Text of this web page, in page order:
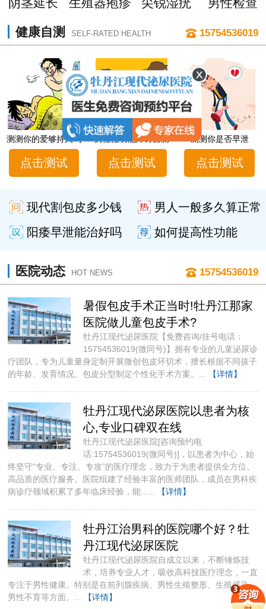
健康自测 SELF-RATED HEALTH 15754536019
测测你的爱够持久吗
点击测试
男性性功能障碍自测
点击测试
测测你是否早泄
点击测试
现代割包皮多少钱
男人一般多久算正常
阳痿早泄能治好吗
如何提高性功能
医院动态 HOT NEWS 15754536019
暑假包皮手术正当时!牡丹江那家
医院做儿童包皮手术?
牡丹江现代泌尿医院【免费咨询/挂号电话：
15754536019(微同号)】拥有专业的儿童泌尿诊
疗团队，专为儿童量身定制开展微创包皮环切术，擅长根据不同孩子
的年龄、发育情况、包皮分型制定个性化手术方案。...
【详情】
牡丹江现代泌尿医院以患者为核
心,专业口碑双在线
牡丹江现代泌尿医院[咨询预约电
话:15754536019(微同号)]，以患者为中心，始
终坚守“专业、专注、专攻”的医疗理念，致力于为患者提供全方位、
高品质的医疗服务。医院组建了经验丰富的医师团队，成员在男科疾
病诊疗领域积累了多年临床经验，能......
【详情】
牡丹江治男科的医院哪个好？牡
丹江现代泌尿医院
牡丹江现代泌尿医院自成立以来，不断锤炼技
术，培养专业人才，吸收高科技医疗理念，一直
专注于男性健康。​特别是在前列腺疾病、男性生殖整形、生殖感染、
男性不育等方面。...
【详情】